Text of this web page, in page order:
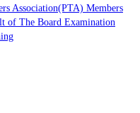
Association(PTA) Members
of The Board Examination